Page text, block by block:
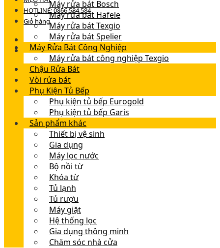
HOTLINE: 0866.584.584
Giỏ hàng
Máy rửa bát Bosch
Máy rửa bát Hafele
Máy rửa bát Texgio
Máy rửa bát Spelier
Máy Rửa Bát Công Nghiệp
Máy rửa bát công nghiệp Texgio
Chậu Rửa Bát
Vòi rửa bát
Phụ Kiện Tủ Bếp
Phụ kiện tủ bếp Eurogold
Phụ kiện tủ bếp Garis
Sản phẩm khác
Thiết bị vệ sinh
Gia dụng
Máy lọc nước
Bộ nồi từ
Khóa từ
Tủ lạnh
Tủ rượu
Máy giặt
Hệ thống lọc
Gia dụng thông minh
Chăm sóc nhà cửa